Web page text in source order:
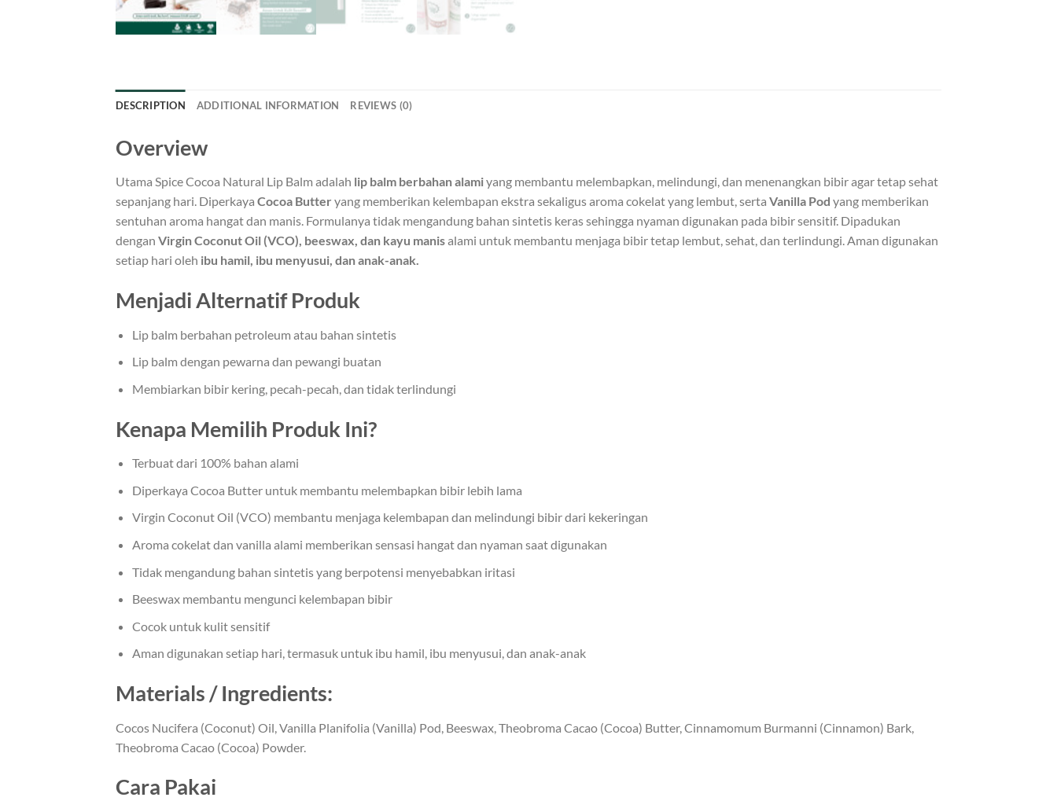
DESCRIPTION ADDITIONAL INFORMATION REVIEWS (0)
Overview
Utama Spice Cocoa Natural Lip Balm adalah lip balm berbahan alamiyang membantu melembapkan, melindungi, dan menenangkan bibir agar tetap sehat
sepanjang hari. Diperkaya Cocoa Butter yang memberikan kelembapan ekstra sekaligus aroma cokelat yang lembut, serta Vanilla Pod yang memberikan
sentuhan aroma hangat dan manis. Formulanya tidak mengandung bahan sintetis keras sehingga nyaman digunakan pada bibir sensitif. Dipadukan
dengan Virgin Coconut Oil (VCO), beeswax, dan kayu manisalami untuk membantu menjaga bibir tetap lembut, sehat, dan terlindungi. Aman digunakan
setiap hari oleh ibu hamil, ibu menyusui, dan anak-anak.
Menjadi Alternatif Produk
Lip balm berbahan petroleum atau bahan sintetis
Lip balm dengan pewarna dan pewangi buatan
Membiarkan bibir kering, pecah-pecah, dan tidak terlindungi
Kenapa Memilih Produk Ini?
Terbuat dari 100% bahan alami
Diperkaya Cocoa Butter untuk membantu melembapkan bibir lebih lama
Virgin Coconut Oil (VCO) membantu menjaga kelembapan dan melindungi bibir dari kekeringan
Aroma cokelat dan vanilla alami memberikan sensasi hangat dan nyaman saat digunakan
Tidak mengandung bahan sintetis yang berpotensi menyebabkan iritasi
Beeswax membantu mengunci kelembapan bibir
Cocok untuk kulit sensitif
Aman digunakan setiap hari, termasuk untuk ibu hamil, ibu menyusui, dan anak-anak
Materials / Ingredients:
Cocos Nucifera (Coconut) Oil, Vanilla Planifolia (Vanilla) Pod, Beeswax, Theobroma Cacao (Cocoa) Butter, Cinnamomum Burmanni (Cinnamon) Bark,
Theobroma Cacao (Cocoa) Powder.
Cara Pakai